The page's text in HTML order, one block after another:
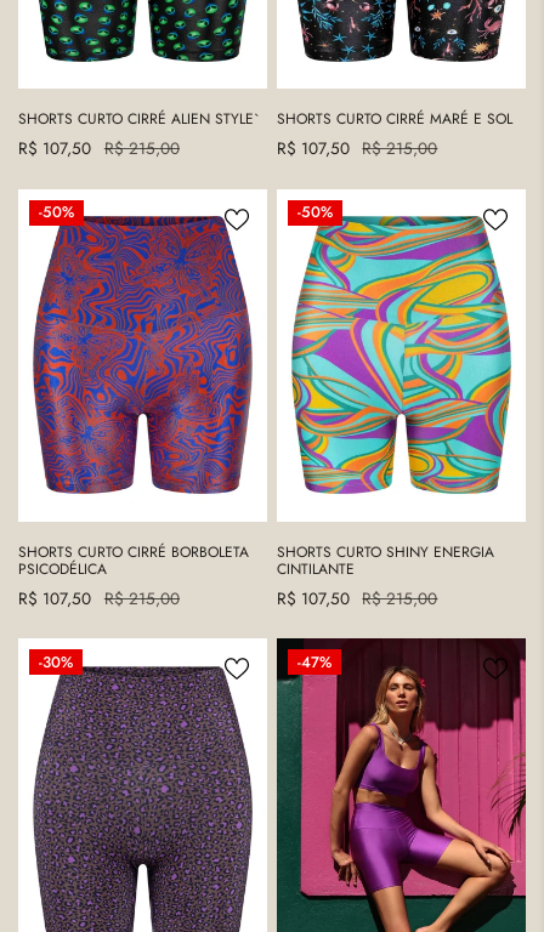
SHORTS CURTO CIRRÉ ALIEN STYLE`
Precio
venta
R$ 107,50
Precio
R$ 215,00
SHORTS CURTO CIRRÉ MARÉ E SOL
Precio
venta
R$ 107,50
Precio
R$ 215,00
SHORTS
CURTO
CIRRÉ
BORBOLETA
PSICODÉLICA
-50%
SHORTS CURTO CIRRÉ BORBOLETA
PSICODÉLICA
Precio
venta
R$ 107,50
Precio
R$ 215,00
SHORTS
CURTO
SHINY
ENERGIA
CINTILANTE
-50%
SHORTS CURTO SHINY ENERGIA
CINTILANTE
Precio
venta
R$ 107,50
Precio
R$ 215,00
SHORTS
CURTO
LYCRA
ONÇA
TROPICAL
CASTANHO
VIOLETA
-30%
Shorts
Curto
Lycra
Purple
-47%